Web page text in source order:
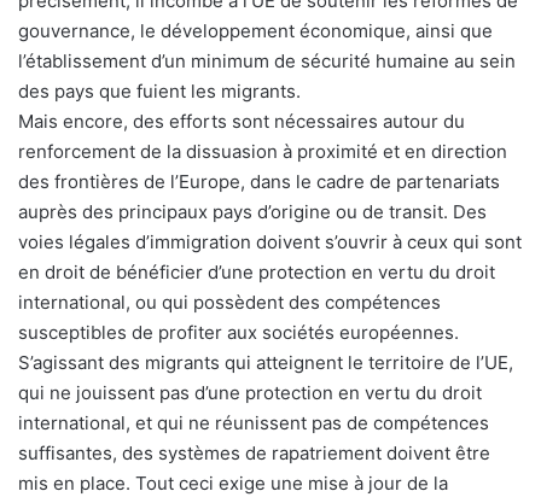
gouvernance, le développement économique, ainsi que
l’établissement d’un minimum de sécurité humaine au sein
des pays que fuient les migrants.
Mais encore, des efforts sont nécessaires autour du
renforcement de la dissuasion à proximité et en direction
des frontières de l’Europe, dans le cadre de partenariats
auprès des principaux pays d’origine ou de transit. Des
voies légales d’immigration doivent s’ouvrir à ceux qui sont
en droit de bénéficier d’une protection en vertu du droit
international, ou qui possèdent des compétences
susceptibles de profiter aux sociétés européennes.
S’agissant des migrants qui atteignent le territoire de l’UE,
qui ne jouissent pas d’une protection en vertu du droit
international, et qui ne réunissent pas de compétences
suffisantes, des systèmes de rapatriement doivent être
mis en place. Tout ceci exige une mise à jour de la